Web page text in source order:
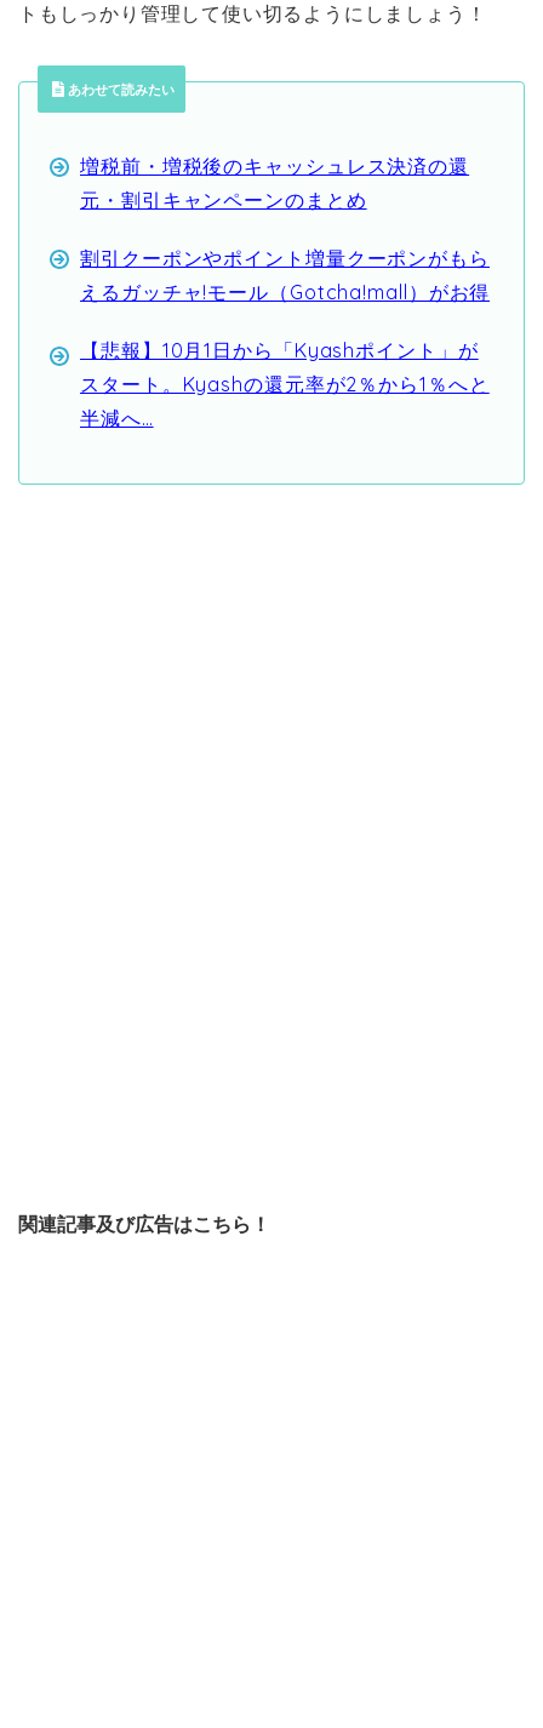
トもしっかり管理して使い切るようにしましょう！
あわせて読みたい
増税前・増税後のキャッシュレス決済の還
元・割引キャンペーンのまとめ
割引クーポンやポイント増量クーポンがもら
えるガッチャ!モール（Gotcha!mall）がお得
【悲報】10月1日から「Kyashポイント」が
スタート。Kyashの還元率が2％から1％へと
半減へ…
関連記事及び広告はこちら！